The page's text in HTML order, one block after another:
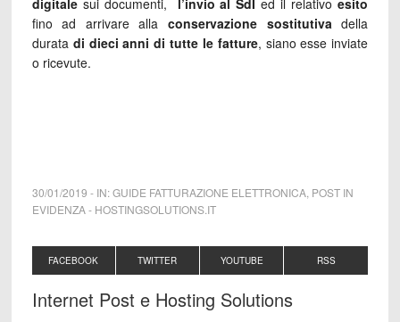
fino ad arrivare allaconservazione sostitutiva della
durata di dieci anni di tutte le fatture, siano esse inviate
o ricevute.
30/01/2019 - IN:GUIDE FATTURAZIONE ELETTRONICA, POST IN
EVIDENZA- HOSTINGSOLUTIONS.IT
FACEBOOK TWITTER YOUTUBE RSS
Internet Post e Hosting Solutions